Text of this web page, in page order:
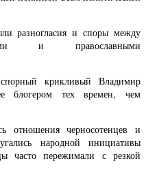
разногласия и споры между
и православными
крикливый Владимир
блогером тех времен, чем
отношения черносотенцев и
народной инициативы
часто пережимали с резкой